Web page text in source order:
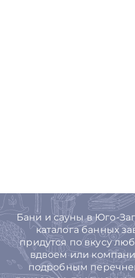
Бани и сауны в Юго-
каталога банных
придутся по вкусу
вдвоем или
подробным